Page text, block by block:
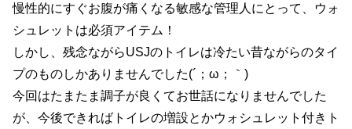
慢性的にすぐお腹が痛くなる敏感な管理人にとって、ウォ
シュレットは必須アイテム！
しかし、残念ながらUSJのトイレは冷たい昔ながらのタイ
プのものしかありませんでした(´；ω；｀)
今回はたまたま調子が良くてお世話になりませんでした
が、今後できればトイレの増設とかウォシュレット付きト